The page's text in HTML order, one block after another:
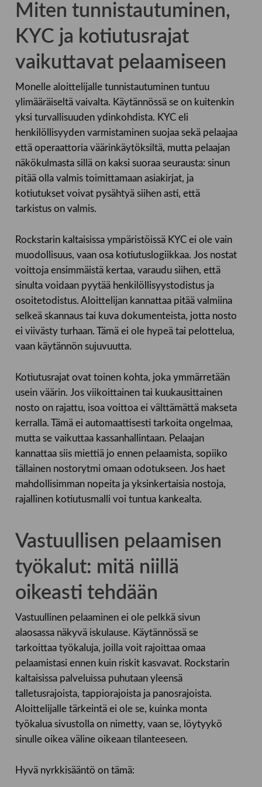
Miten tunnistautuminen,
KYC ja kotiutusrajat
vaikuttavat pelaamiseen
Monelle aloittelijalle tunnistautuminen tuntuu
ylimääräiseltä vaivalta. Käytännössä se on kuitenkin
yksi turvallisuuden ydinkohdista. KYC eli
henkilöllisyyden varmistaminen suojaa sekä pelaajaa
että operaattoria väärinkäytöksiltä, mutta pelaajan
näkökulmasta sillä on kaksi suoraa seurausta: sinun
pitää olla valmis toimittamaan asiakirjat, ja
kotiutukset voivat pysähtyä siihen asti, että
tarkistus on valmis.
Rockstarin kaltaisissa ympäristöissä KYC ei ole vain
muodollisuus, vaan osa kotiutuslogiikkaa. Jos nostat
voittoja ensimmäistä kertaa, varaudu siihen, että
sinulta voidaan pyytää henkilöllisyystodistus ja
osoitetodistus. Aloittelijan kannattaa pitää valmiina
selkeä skannaus tai kuva dokumenteista, jotta nosto
ei viivästy turhaan. Tämä ei ole hypeä tai pelottelua,
vaan käytännön sujuvuutta.
Kotiutusrajat ovat toinen kohta, joka ymmärretään
usein väärin. Jos viikoittainen tai kuukausittainen
nosto on rajattu, isoa voittoa ei välttämättä makseta
kerralla. Tämä ei automaattisesti tarkoita ongelmaa,
mutta se vaikuttaa kassanhallintaan. Pelaajan
kannattaa siis miettiä jo ennen pelaamista, sopiiko
tällainen nostorytmi omaan odotukseen. Jos haet
mahdollisimman nopeita ja yksinkertaisia nostoja,
rajallinen kotiutusmalli voi tuntua kankealta.
Vastuullisen pelaamisen
työkalut: mitä niillä
oikeasti tehdään
Vastuullinen pelaaminen ei ole pelkkä sivun
alaosassa näkyvä iskulause. Käytännössä se
tarkoittaa työkaluja, joilla voit rajoittaa omaa
pelaamistasi ennen kuin riskit kasvavat. Rockstarin
kaltaisissa palveluissa puhutaan yleensä
talletusrajoista, tappiorajoista ja panosrajoista.
Aloittelijalle tärkeintä ei ole se, kuinka monta
työkalua sivustolla on nimetty, vaan se, löytyykö
sinulle oikea väline oikeaan tilanteeseen.
Hyvä nyrkkisääntö on tämä: